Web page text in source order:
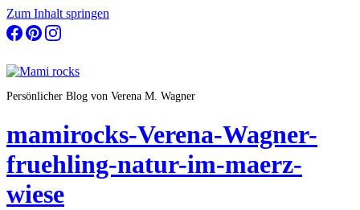
Zum Inhalt springen
Persönlicher Blog von Verena M. Wagner
mamirocks-Verena-Wagner-
fruehling-natur-im-maerz-
wiese